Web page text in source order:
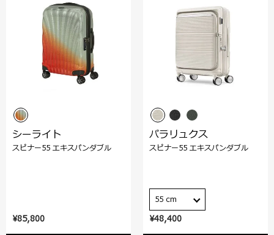
¥85,800
シーライト
スピナー55 エキスパンダブル
¥48,400
パラリュクス
スピナー55 エキスパンダブル
55 cm